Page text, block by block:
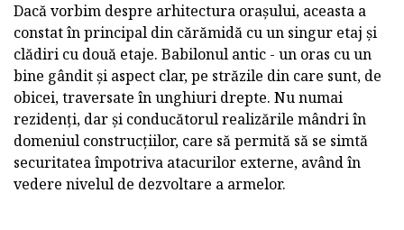
Dacă vorbim despre arhitectura orașului, aceasta a
constat în principal din cărămidă cu un singur etaj și
clădiri cu două etaje. Babilonul antic - un oras cu un
bine gândit și aspect clar, pe străzile din care sunt, de
obicei, traversate în unghiuri drepte. Nu numai
rezidenți, dar și conducătorul realizările mândri în
domeniul construcțiilor, care să permită să se simtă
securitatea împotriva atacurilor externe, având în
vedere nivelul de dezvoltare a armelor.